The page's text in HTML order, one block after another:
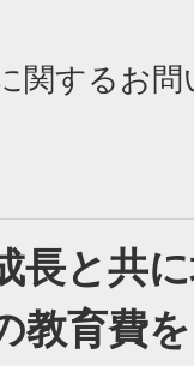
関するお
長と共
教育費